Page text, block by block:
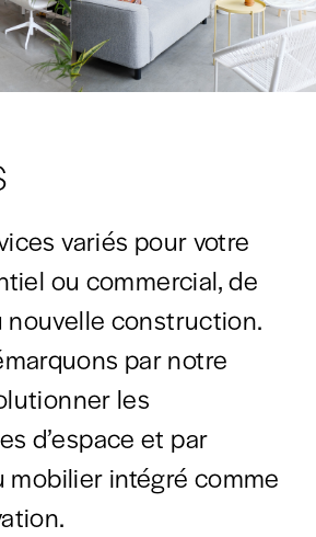
variés pour votre
ou commercial, de
nouvelle construction.
par notre
les
d’espace et par
intégré comme